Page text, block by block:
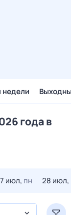
года в
июл, пн 28 июл,